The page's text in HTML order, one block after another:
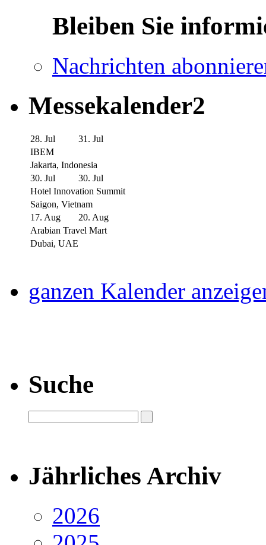
Bleiben Sie
Nachrichten
Messekalender2
28. Jul
31. Jul
IBEM
Jakarta, Indonesia
30. Jul
30. Jul
Hotel Innovation Summit
Saigon, Vietnam
17. Aug
20. Aug
Arabian Travel Mart
Dubai, UAE
ganzen Kalender
Suche
Jährliches Archiv
2026